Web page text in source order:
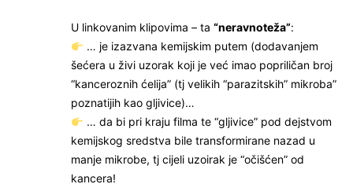
U linkovanim klipovima – ta “neravnoteža”:
… je izazvana kemijskim putem (dodavanjem
šećera u živi uzorak koji je već imao popriličan broj
“kanceroznih ćelija” (tj velikih “parazitskih” mikroba”
poznatijih kao gljivice)…
… da bi pri kraju filma te “gljivice” pod dejstvom
kemijskog sredstva bile transformirane nazad u
manje mikrobe, tj cijeli uzoirak je “očišćen” od
kancera!